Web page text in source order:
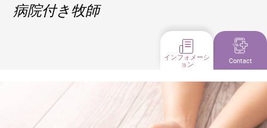
病院付き牧師
インフォメーシ
ョン
Contact